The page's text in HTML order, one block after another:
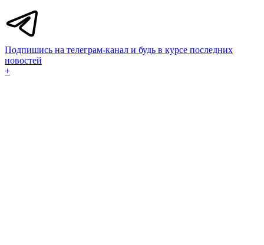
Подпишись на телеграм-канал и будь в курсе последних
новостей
+